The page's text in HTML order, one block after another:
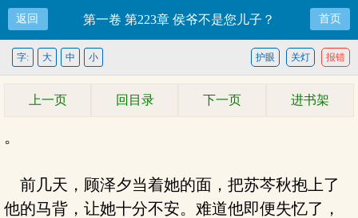
返回 第一卷 第223章 侯爷不是您儿子？ 首页
报错
关灯
护眼
字: 大 中 小
上一页 回目录 下一页 进书架
。
前几天，顾泽夕当着她的面，把苏芩秋抱上了
他的马背，让她十分不安。难道他即便失忆了，